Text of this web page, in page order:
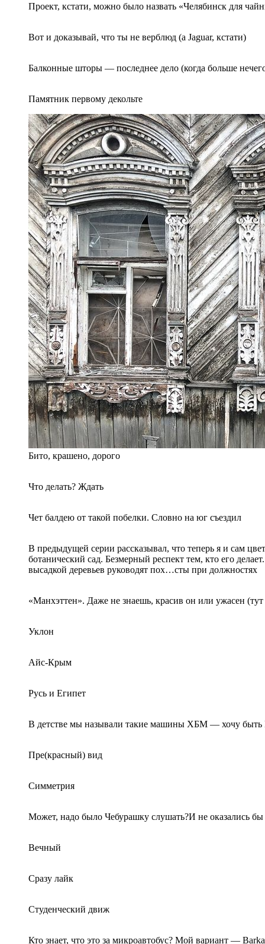
Проект, кстати, можно было назвать «Челябинск для
Вот и доказывай, что ты не верблюд (а Jaguar, кстати)
Балконные шторы — последнее дело (когда больше
Памятник первому декольте
Бито, крашено, дорого
Что делать? Ждать
Чет балдею от такой побелки. Словно на юг съездил
В предыдущей серии рассказывал, что теперь я и сам
ботанический сад. Безмерный респект тем, кто его
высадкой деревьев руководят пох…сты при должностях
«Манхэттен». Даже не знаешь, красив он или ужасен
Уклон
Айс-Крым
Русь и Египет
В детстве мы называли такие машины ХБМ — хочу быть
Пре(красный) вид
Симметрия
Может, надо было Чебурашку слушать?И не оказались
Вечный
Сразу лайк
Студенческий движ
Кто знает, что это за микроавтобус? Мой вариант —